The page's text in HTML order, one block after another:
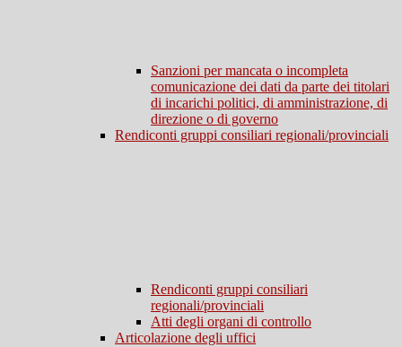
Sanzioni per mancata o incompleta
comunicazione dei dati da parte dei titolari
di incarichi politici, di amministrazione, di
direzione o di governo
Rendiconti gruppi consiliari regionali/provinciali
Rendiconti gruppi consiliari
regionali/provinciali
Atti degli organi di controllo
Articolazione degli uffici